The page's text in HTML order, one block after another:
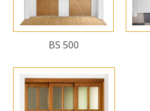
BS 500